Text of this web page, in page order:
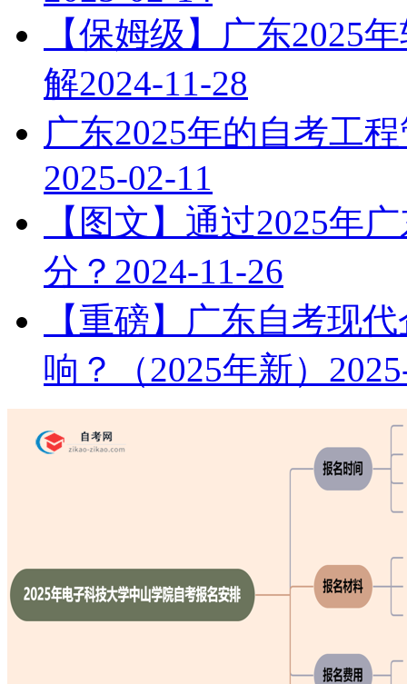
【保姆级】广东2025
解2024-11-28
广东2025年的自考工
2025-02-11
【图文】通过2025年
分？ 2024-11-26
【重磅】广东自考现
响？（2025年新）